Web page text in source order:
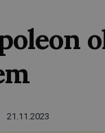
21.11.2023